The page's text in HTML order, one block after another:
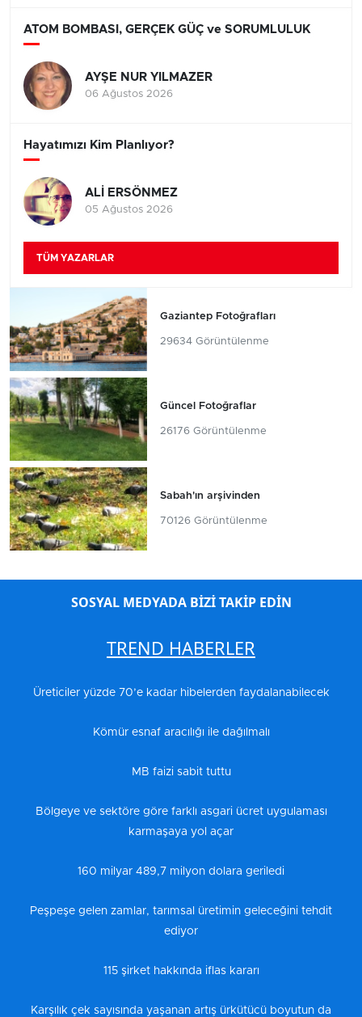
ATOM BOMBASI, GERÇEK GÜÇ ve SORUMLULUK
AYŞE NUR YILMAZER
06 Ağustos 2026
Hayatımızı Kim Planlıyor?
ALİ ERSÖNMEZ
05 Ağustos 2026
TÜM YAZARLAR
Gaziantep Fotoğrafları
29634 Görüntülenme
Güncel Fotoğraflar
26176 Görüntülenme
Sabah'ın arşivinden
70126 Görüntülenme
SOSYAL MEDYADA BİZİ TAKİP EDİN
TREND HABERLER
Üreticiler yüzde 70’e kadar hibelerden faydalanabilecek
Kömür esnaf aracılığı ile dağılmalı
MB faizi sabit tuttu
Bölgeye ve sektöre göre farklı asgari ücret uygulaması
karmaşaya yol açar
160 milyar 489,7 milyon dolara geriledi
Peşpeşe gelen zamlar, tarımsal üretimin geleceğini tehdit
ediyor
115 şirket hakkında iflas kararı
Karşılık çek sayısında yaşanan artış ürkütücü boyutun da